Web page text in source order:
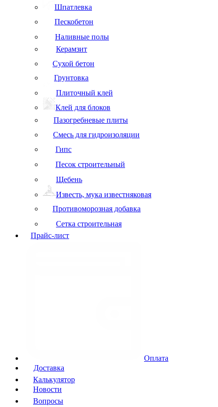
Шпатлевка
Пескобетон
Наливные полы
Керамзит
Сухой бетон
Грунтовка
Плиточный клей
Клей для блоков
Пазогребневые плиты
Смесь для гидроизоляции
Гипс
Песок строительный
Щебень
Известь, мука известняковая
Противоморозная добавка
Сетка строительная
Прайс-лист
Оплата
Доставка
Калькулятор
Новости
Вопросы